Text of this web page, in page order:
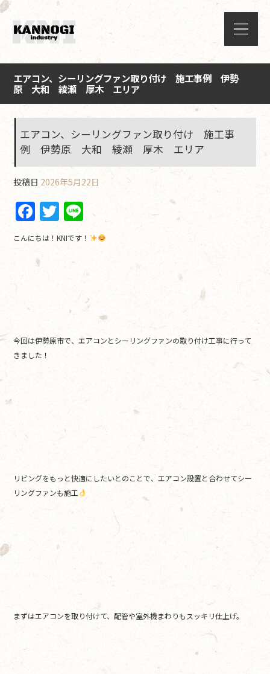
エアコン、シーリングファン取り付け 施工事例 伊勢
原 大和 綾瀬 厚木 エリア
エアコン、シーリングファン取り付け 施工事
例 伊勢原 大和 綾瀬 厚木 エリア
投稿日 2026年5月22日
F
a
c
e
k
T
w
itt
er
Li
n
e
こんにちは！KNIです！
今回は伊勢原市で、エアコンとシーリングファンの取り付け工事に行って
きました！
リビングをもっと快適にしたいとのことで、エアコン設置と合わせてシー
リングファンも施工
まずはエアコンを取り付けて、配管や室外機まわりもスッキリ仕上げ。